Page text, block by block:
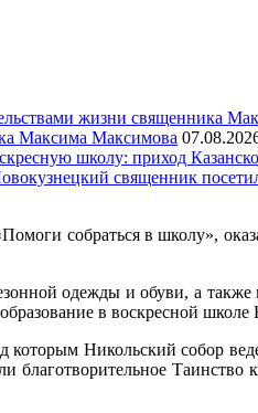
Максима Максимова
школу: приход
священник
собраться в школу»,
одежды и обуви, а
в воскресной школе
Никольский собор